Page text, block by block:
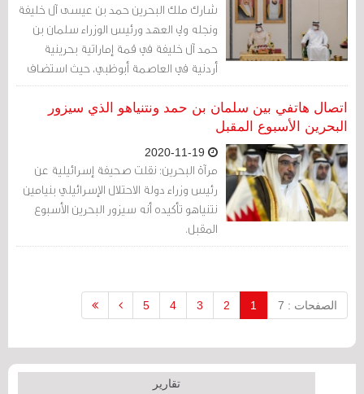
شارك ملك البحرين حمد بن عيسى آل خليفة
ونجله ولي العهد ورئيس الوزراء سلمان بن
حمد آل خليفة في قمة إماراتية بحرينية
أردنية في العاصمة أبوظبي، حيث استضاف
ولي العهد الإماراتي محمد بن زايد آل نهيان،
الملك الأردني عبدالله الثاني.
اتصال هاتفي بين سلمان بن حمد ونتنياهو الذي سيزور
البحرين الأسبوع المقبل
مرآة البحرين: نقلت صحيفة إسرائيلية عن
رئيس وزراء دولة الاحتلال الإسرائيلي بنيامين
نتنياهو تأكيده أنه سيزور البحرين الأسبوع
المقبل.
الصفحات : 7 1
2
3
4
5
تقارير